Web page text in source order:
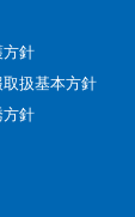
方針
扱基本方針
方針